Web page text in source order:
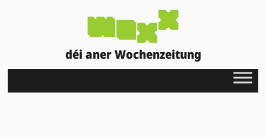
déi aner Wochenzeitung